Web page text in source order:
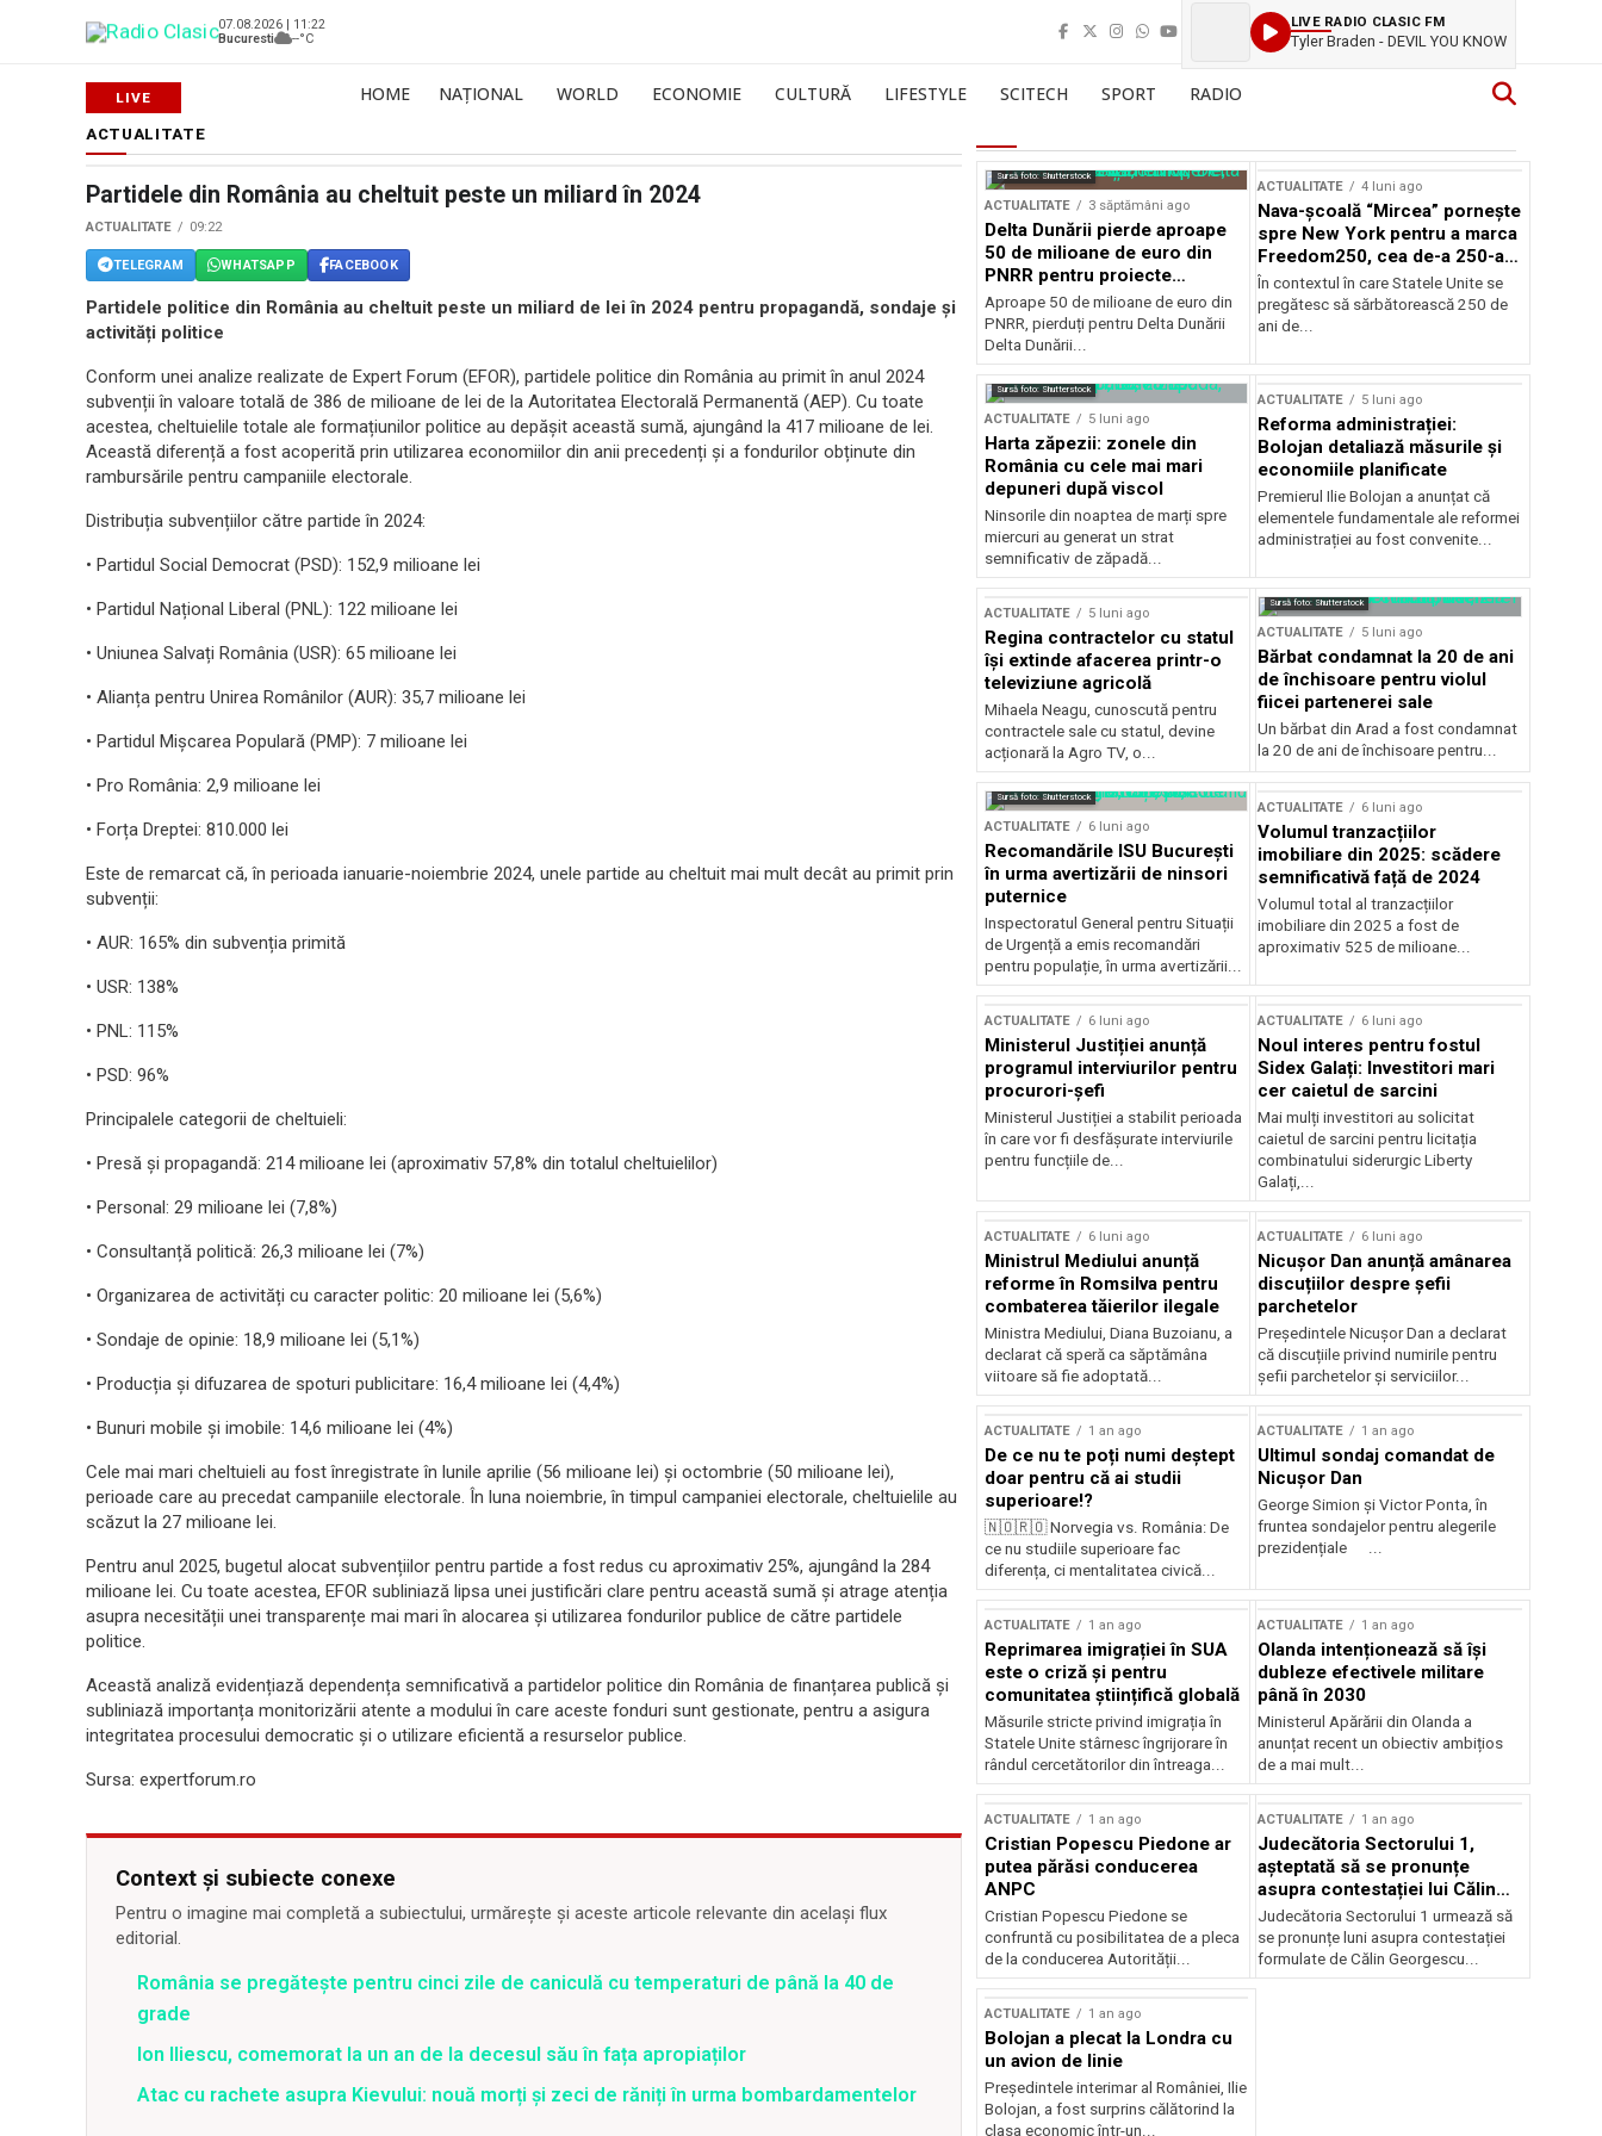
07.08.2026 | 11:22
Bucuresti
--°C
LIVE RADIO CLASIC FM
Tyler Braden - DEVIL YOU KNOW
HOME NAȚIONAL WORLD ECONOMIE CULTURĂ LIFESTYLE SCITECH SPORT RADIO
ACTUALITATE
Partidele din România au cheltuit peste un miliard în 2024
ACTUALITATE 09:22
TELEGRAM WHATSAPP FACEBOOK
Partidele politice din România au cheltuit peste un miliard de lei în 2024 pentru propagandă, sondaje și
activități politice
Conform unei analize realizate de Expert Forum (EFOR), partidele politice din România au primit în anul 2024
subvenții în valoare totală de 386 de milioane de lei de la Autoritatea Electorală Permanentă (AEP). Cu toate
acestea, cheltuielile totale ale formațiunilor politice au depășit această sumă, ajungând la 417 milioane de lei.
Această diferență a fost acoperită prin utilizarea economiilor din anii precedenți și a fondurilor obținute din
rambursările pentru campaniile electorale.
Distribuția subvențiilor către partide în 2024:
• Partidul Social Democrat (PSD): 152,9 milioane lei
• Partidul Național Liberal (PNL): 122 milioane lei
• Uniunea Salvați România (USR): 65 milioane lei
• Alianța pentru Unirea Românilor (AUR): 35,7 milioane lei
• Partidul Mișcarea Populară (PMP): 7 milioane lei
• Pro România: 2,9 milioane lei
• Forța Dreptei: 810.000 lei
Este de remarcat că, în perioada ianuarie-noiembrie 2024, unele partide au cheltuit mai mult decât au primit prin
subvenții:
• AUR: 165% din subvenția primită
• USR: 138%
• PNL: 115%
• PSD: 96%
Principalele categorii de cheltuieli:
• Presă și propagandă: 214 milioane lei (aproximativ 57,8% din totalul cheltuielilor)
• Personal: 29 milioane lei (7,8%)
• Consultanță politică: 26,3 milioane lei (7%)
• Organizarea de activități cu caracter politic: 20 milioane lei (5,6%)
• Sondaje de opinie: 18,9 milioane lei (5,1%)
• Producția și difuzarea de spoturi publicitare: 16,4 milioane lei (4,4%)
• Bunuri mobile și imobile: 14,6 milioane lei (4%)
Cele mai mari cheltuieli au fost înregistrate în lunile aprilie (56 milioane lei) și octombrie (50 milioane lei),
perioade care au precedat campaniile electorale. În luna noiembrie, în timpul campaniei electorale, cheltuielile au
scăzut la 27 milioane lei.
Pentru anul 2025, bugetul alocat subvențiilor pentru partide a fost redus cu aproximativ 25%, ajungând la 284
milioane lei. Cu toate acestea, EFOR subliniază lipsa unei justificări clare pentru această sumă și atrage atenția
asupra necesității unei transparențe mai mari în alocarea și utilizarea fondurilor publice de către partidele
politice.
Această analiză evidențiază dependența semnificativă a partidelor politice din România de finanțarea publică și
subliniază importanța monitorizării atente a modului în care aceste fonduri sunt gestionate, pentru a asigura
integritatea procesului democratic și o utilizare eficientă a resurselor publice.
Sursa: expertforum.ro
Context și subiecte conexe
Pentru o imagine mai completă a subiectului, urmărește și aceste articole relevante din același flux
editorial.
România se pregătește pentru cinci zile de caniculă cu temperaturi de până la 40 de
grade
Ion Iliescu, comemorat la un an de la decesul său în fața apropiaților
Atac cu rachete asupra Kievului: nouă morți și zeci de răniți în urma bombardamentelor
Sursă foto: Shutterstock
ACTUALITATE 3 săptămâni ago
Delta Dunării pierde aproape
50 de milioane de euro din
PNRR pentru proiecte
esențiale
Aproape 50 de milioane de euro din
PNRR, pierduți pentru Delta Dunării
Delta Dunării...
ACTUALITATE 4 luni ago
Nava-școală “Mircea” pornește
spre New York pentru a marca
Freedom250, cea de-a 250-a
aniversare a Statelor Unite
În contextul în care Statele Unite se
pregătesc să sărbătorească 250 de
ani de...
Sursă foto: Shutterstock
ACTUALITATE 5 luni ago
Harta zăpezii: zonele din
România cu cele mai mari
depuneri după viscol
Ninsorile din noaptea de marți spre
miercuri au generat un strat
semnificativ de zăpadă...
ACTUALITATE 5 luni ago
Reforma administrației:
Bolojan detaliază măsurile și
economiile planificate
Premierul Ilie Bolojan a anunțat că
elementele fundamentale ale reformei
administrației au fost convenite...
ACTUALITATE 5 luni ago
Regina contractelor cu statul
își extinde afacerea printr-o
televiziune agricolă
Mihaela Neagu, cunoscută pentru
contractele sale cu statul, devine
acționară la Agro TV, o...
Sursă foto: Shutterstock
ACTUALITATE 5 luni ago
Bărbat condamnat la 20 de ani
de închisoare pentru violul
fiicei partenerei sale
Un bărbat din Arad a fost condamnat
la 20 de ani de închisoare pentru...
Sursă foto: Shutterstock
ACTUALITATE 6 luni ago
Recomandările ISU București
în urma avertizării de ninsori
puternice
Inspectoratul General pentru Situații
de Urgență a emis recomandări
pentru populație, în urma avertizării...
ACTUALITATE 6 luni ago
Volumul tranzacțiilor
imobiliare din 2025: scădere
semnificativă față de 2024
Volumul total al tranzacțiilor
imobiliare din 2025 a fost de
aproximativ 525 de milioane...
ACTUALITATE 6 luni ago
Ministerul Justiției anunță
programul interviurilor pentru
procurori-șefi
Ministerul Justiției a stabilit perioada
în care vor fi desfășurate interviurile
pentru funcțiile de...
ACTUALITATE 6 luni ago
Noul interes pentru fostul
Sidex Galați: Investitori mari
cer caietul de sarcini
Mai mulți investitori au solicitat
caietul de sarcini pentru licitația
combinatului siderurgic Liberty
Galați,...
ACTUALITATE 6 luni ago
Ministrul Mediului anunță
reforme în Romsilva pentru
combaterea tăierilor ilegale
Ministra Mediului, Diana Buzoianu, a
declarat că speră ca săptămâna
viitoare să fie adoptată...
ACTUALITATE 6 luni ago
Nicușor Dan anunță amânarea
discuțiilor despre șefii
parchetelor
Președintele Nicușor Dan a declarat
că discuțiile privind numirile pentru
șefii parchetelor și serviciilor...
ACTUALITATE 1 an ago
De ce nu te poți numi deștept
doar pentru că ai studii
superioare!?
🇳🇴🇷🇴 Norvegia vs. România: De
ce nu studiile superioare fac
diferența, ci mentalitatea civică...
ACTUALITATE 1 an ago
Ultimul sondaj comandat de
Nicușor Dan
George Simion și Victor Ponta, în
fruntea sondajelor pentru alegerile
prezidențiale ...
ACTUALITATE 1 an ago
Reprimarea imigrației în SUA
este o criză și pentru
comunitatea științifică globală
Măsurile stricte privind imigrația în
Statele Unite stârnesc îngrijorare în
rândul cercetătorilor din întreaga...
ACTUALITATE 1 an ago
Olanda intenționează să își
dubleze efectivele militare
până în 2030
Ministerul Apărării din Olanda a
anunțat recent un obiectiv ambițios
de a mai mult...
ACTUALITATE 1 an ago
Cristian Popescu Piedone ar
putea părăsi conducerea
ANPC
Cristian Popescu Piedone se
confruntă cu posibilitatea de a pleca
de la conducerea Autorității...
ACTUALITATE 1 an ago
Judecătoria Sectorului 1,
așteptată să se pronunțe
asupra contestației lui Călin
Georgescu privind controlul
judiciar
Judecătoria Sectorului 1 urmează să
se pronunțe luni asupra contestației
formulate de Călin Georgescu...
ACTUALITATE 1 an ago
Bolojan a plecat la Londra cu
un avion de linie
Președintele interimar al României, Ilie
Bolojan, a fost surprins călătorind la
clasa economic într-un...